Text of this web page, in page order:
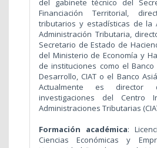
del gabinete técnico del
Financiación Territorial,
tributarios y estadísticas de la
Administración Tributaria,
Secretario de Estado de
del Ministerio de Economía y
de instituciones como el
Desarrollo, CIAT o el Banco
Actualmente es
investigaciones del Centro
Administraciones Tributarias
Formación académica:
Ciencias Económicas y